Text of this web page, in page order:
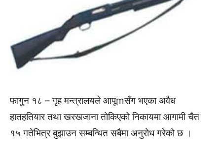
फागुन १८ – गृह मन्त्रालयले आपूmसँग भएका अवैध
हातहतियार तथा खरखजाना तोकिएको निकायमा आगामी चैत
१५ गतेभित्र बुझाउन सम्बन्धित सबैमा अनुरोध गरेको छ ।